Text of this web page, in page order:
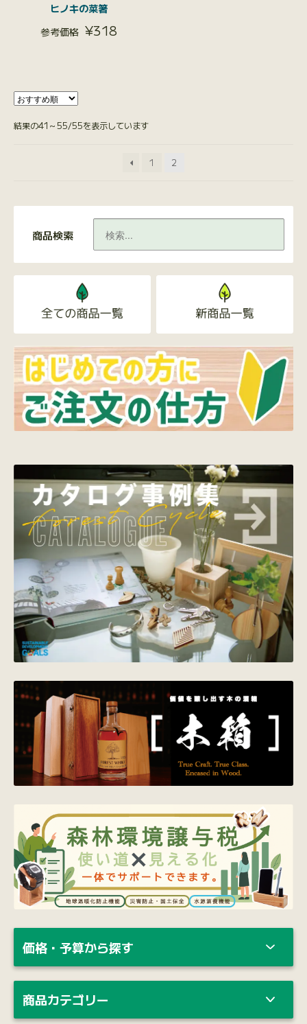
ヒノキの菜箸
¥318
結果の41～55/55を表示しています
1 2
商品検索
価格・予算から探す
商品カテゴリー